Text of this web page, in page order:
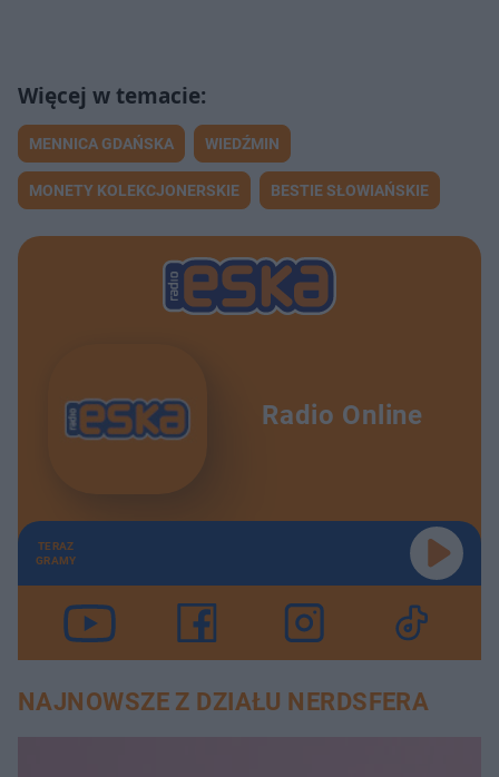
MENNICA GDAŃSKA WIEDŹMIN
MONETY KOLEKCJONERSKIE BESTIE SŁOWIAŃSKIE
Radio Online
TERAZ
GRAMY
NAJNOWSZE Z DZIAŁU NERDSFERA